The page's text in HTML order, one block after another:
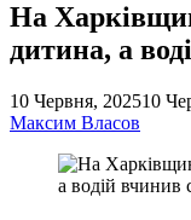
На
дитина, а
10 Червня, 202510
Максим Власов